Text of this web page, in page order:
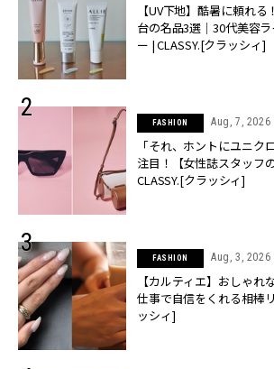
【UV下地】酷暑に頼れ
台の名品3選｜30代美容
ー | CLASSY.[クラッシィ]
FASHION Aug, 7, 2026
「それ、ホントにユニク
注目！【女性誌スタッフ
CLASSY.[クラッシィ]
FASHION Aug, 3, 2026
【カルティエ】おしゃれ
仕事で自信をくれる相棒
ッシィ]